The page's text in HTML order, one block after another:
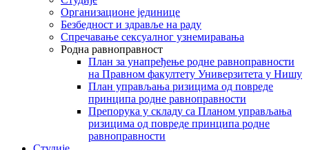
Организационе јединице
Безбедност и здравље на раду
Спречавање сексуалног узнемиравања
Родна равноправност
План за унапређење родне равноправности
на Правном факултету Универзитета у Нишу
План управљања ризицима од повреде
принципа родне равноправности
Препорука у складу са Планом управљања
ризицима од повреде принципа родне
равноправности